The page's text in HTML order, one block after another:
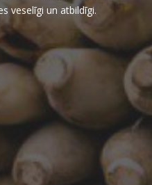
veselīgi un atbildīgi.